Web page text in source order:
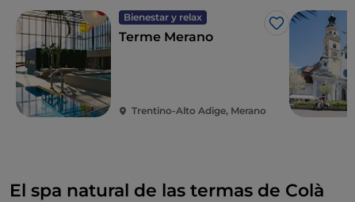
Bienestar y relax
Me gusta
Terme Merano
Trentino-Alto Adige, Merano
El spa natural de las termas de Colà